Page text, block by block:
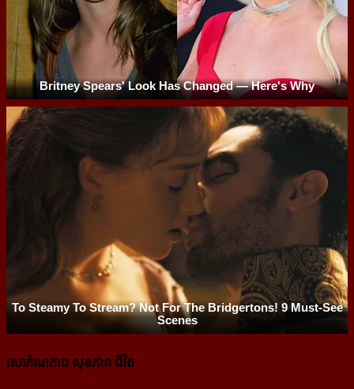
សោភ័ណភាព សុខភាព ជីវិត